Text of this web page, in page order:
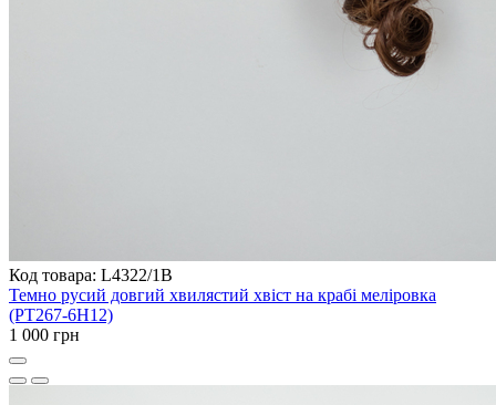
Код товара: L4322/1B
Темно русий довгий хвилястий хвіст на крабі меліровка
(PT267-6H12)
1 000 грн